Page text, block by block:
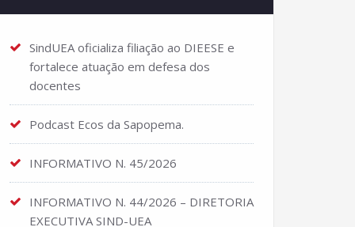
SindUEA oficializa filiação ao DIEESE e
fortalece atuação em defesa dos
docentes
Podcast Ecos da Sapopema.
INFORMATIVO N. 45/2026
INFORMATIVO N. 44/2026 – DIRETORIA
EXECUTIVA SIND-UEA